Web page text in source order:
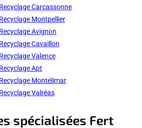
Carcassonne
Montpellier
Avignon
Cavaillon
Valence
Apt
Montélimar
Valréas
spécialisées Fert